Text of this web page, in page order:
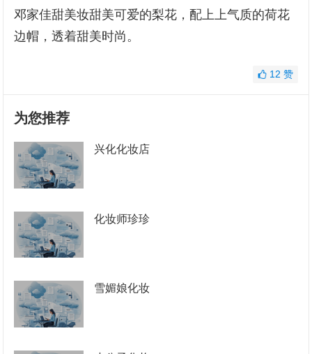
邓家佳甜美妆甜美可爱的梨花，配上上气质的荷花
边帽，透着甜美时尚。
12 赞
为您推荐
兴化化妆店
化妆师珍珍
雪媚娘化妆